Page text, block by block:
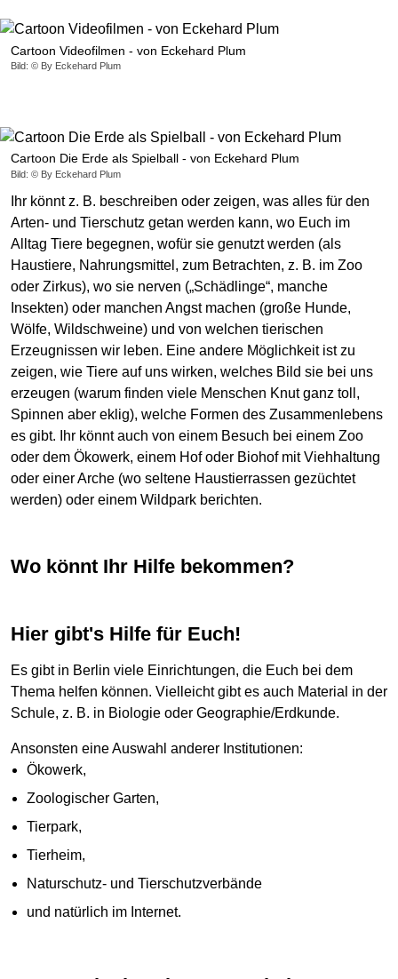
Cartoon Videofilmen - von Eckehard Plum
Bild: © By Eckehard Plum
Cartoon Die Erde als Spielball - von Eckehard Plum
Bild: © By Eckehard Plum
Ihr könnt z. B. beschreiben oder zeigen, was alles für den
Arten- und Tierschutz getan werden kann, wo Euch im
Alltag Tiere begegnen, wofür sie genutzt werden (als
Haustiere, Nahrungsmittel, zum Betrachten, z. B. im Zoo
oder Zirkus), wo sie nerven („Schädlinge“, manche
Insekten) oder manchen Angst machen (große Hunde,
Wölfe, Wildschweine) und von welchen tierischen
Erzeugnissen wir leben. Eine andere Möglichkeit ist zu
zeigen, wie Tiere auf uns wirken, welches Bild sie bei uns
erzeugen (warum finden viele Menschen Knut ganz toll,
Spinnen aber eklig), welche Formen des Zusammenlebens
es gibt. Ihr könnt auch von einem Besuch bei einem Zoo
oder dem Ökowerk, einem Hof oder Biohof mit Viehhaltung
oder einer Arche (wo seltene Haustierrassen gezüchtet
werden) oder einem Wildpark berichten.
Wo könnt Ihr Hilfe bekommen?
Hier gibt's Hilfe für Euch!
Es gibt in Berlin viele Einrichtungen, die Euch bei dem
Thema helfen können. Vielleicht gibt es auch Material in der
Schule, z. B. in Biologie oder Geographie/Erdkunde.
Ansonsten eine Auswahl anderer Institutionen:
Ökowerk,
Zoologischer Garten,
Tierpark,
Tierheim,
Naturschutz- und Tierschutzverbände
und natürlich im Internet.